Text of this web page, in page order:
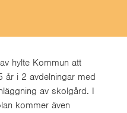
hylte Kommun att
år i 2 avdelningar med
av skolgård. I
kommer även